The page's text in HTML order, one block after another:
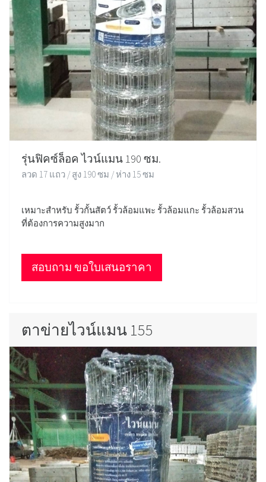
รุ่นฟิคซ์ล็อค ไวน์แมน 190 ซม.
ลวด 17 แถว / สูง 190 ซม / ห่าง 15 ซม
เหมาะสำหรับ รั้วกั้นสัตว์ รั้วล้อมแพะ รั้วล้อมแกะ รั้วล้อมสวน
ที่ต้องการความสูงมาก
สอบถาม ขอใบเสนอราคา
ตาข่ายไวน์แมน 155